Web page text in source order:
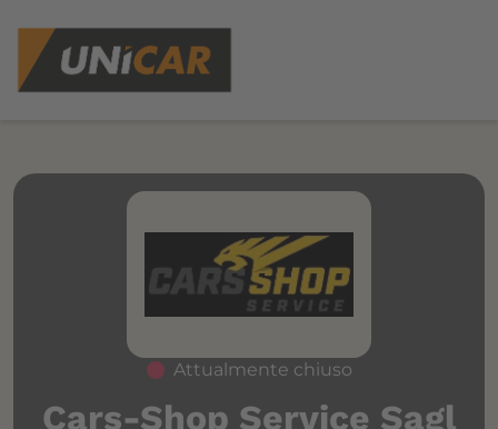
Attualmente chiuso
Cars-Shop Service Sagl